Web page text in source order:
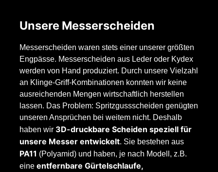
Unsere Messerscheiden
Messerscheiden waren stets einer unserer größten
Engpässe. Messerscheiden aus Leder oder Kydex
werden von Hand produziert. Durch unsere Vielzahl
an Klinge-Griff-Kombinationen konnten wir keine
ausreichenden Mengen wirtschaftlich herstellen
lassen. Das Problem: Spritzgussscheiden genügten
unseren Ansprüchen bei weitem nicht. Deshalb
haben wir 3D-druckbare Scheiden speziell für
unsere Messer entwickelt. Sie bestehen aus
PA11 (Polyamid) und haben, je nach Modell, z.B.
eine entfernbare Gürtelschlaufe,